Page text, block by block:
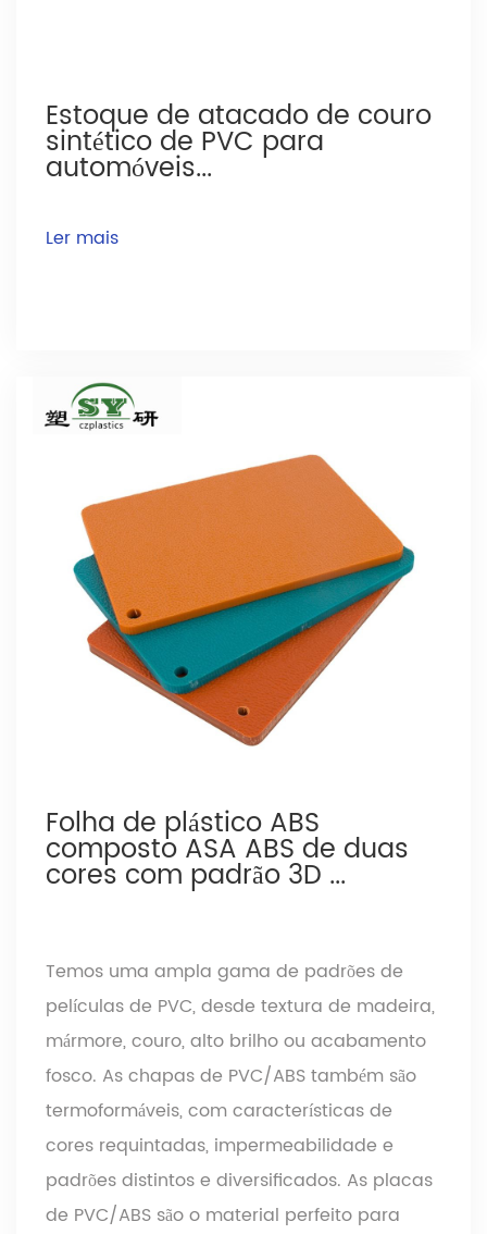
Estoque de atacado de couro
sintético de PVC para
automóveis...
Ler mais
Folha de plástico ABS
composto ASA ABS de duas
cores com padrão 3D ...
Temos uma ampla gama de padrões de
películas de PVC, desde textura de madeira,
mármore, couro, alto brilho ou acabamento
fosco. As chapas de PVC/ABS também são
termoformáveis, com características de
cores requintadas, impermeabilidade e
padrões distintos e diversificados. As placas
de PVC/ABS são o material perfeito para